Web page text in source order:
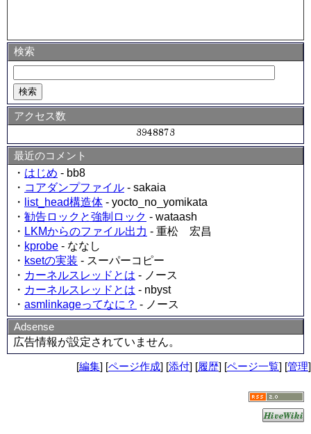
検索
アクセス数
最近のコメント
・ はじめ - bb8
・ コアダンプファイル - sakaia
・
list_head構造体 - yocto_no_yomikata
・ 勧告ロックと強制ロック - wataash
・ LKMからのファイル出力 - 重松 宏昌
・ kprobe - ななし
・ ksetの実装 - スーパーコピー
・ カーネルスレッドとは - ノース
・ カーネルスレッドとは - nbyst
・ asmlinkageってなに？ - ノース
Adsense
広告情報が設定されていません。
[編集] [ページ作成] [添付] [履歴] [ページ一覧] [管理]